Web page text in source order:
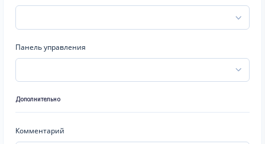
Панель управления
Дополнительно
Комментарий